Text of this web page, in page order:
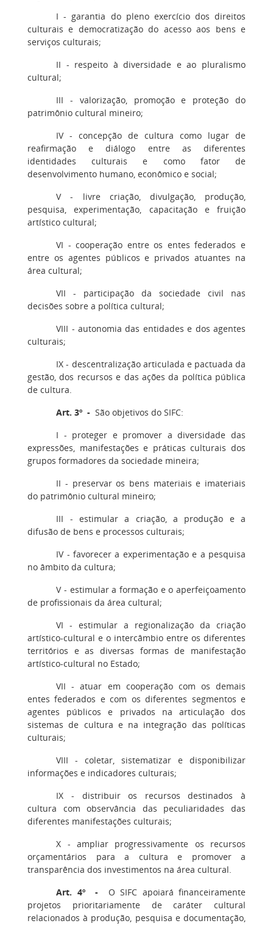
I - garantia do pleno exercício dos direitos
culturais e democratização do acesso aos bens e
serviços culturais;
II - respeito à diversidade e ao pluralismo
cultural;
III - valorização, promoção e proteção do
patrimônio cultural mineiro;
IV - concepção de cultura como lugar de
reafirmação e diálogo entre as diferentes
identidades culturais e como fator de
desenvolvimento humano, econômico e social;
V - livre criação, divulgação, produção,
pesquisa, experimentação, capacitação e fruição
artístico cultural;
VI - cooperação entre os entes federados e
entre os agentes públicos e privados atuantes na
área cultural;
VII - participação da sociedade civil nas
decisões sobre a política cultural;
VIII - autonomia das entidades e dos agentes
culturais;
IX - descentralização articulada e pactuada da
gestão, dos recursos e das ações da política pública
de cultura.
Art. 3º - São objetivos do SIFC:
I - proteger e promover a diversidade das
expressões, manifestações e práticas culturais dos
grupos formadores da sociedade mineira;
II - preservar os bens materiais e imateriais
do patrimônio cultural mineiro;
III - estimular a criação, a produção e a
difusão de bens e processos culturais;
IV - favorecer a experimentação e a pesquisa
no âmbito da cultura;
V - estimular a formação e o aperfeiçoamento
de profissionais da área cultural;
VI - estimular a regionalização da criação
artístico-cultural e o intercâmbio entre os diferentes
territórios e as diversas formas de manifestação
artístico-cultural no Estado;
VII - atuar em cooperação com os demais
entes federados e com os diferentes segmentos e
agentes públicos e privados na articulação dos
sistemas de cultura e na integração das políticas
culturais;
VIII - coletar, sistematizar e disponibilizar
informações e indicadores culturais;
IX - distribuir os recursos destinados à
cultura com observância das peculiaridades das
diferentes manifestações culturais;
X - ampliar progressivamente os recursos
orçamentários para a cultura e promover a
transparência dos investimentos na área cultural.
Art. 4º - O SIFC apoiará financeiramente
projetos prioritariamente de caráter cultural
relacionados à produção, pesquisa e documentação,